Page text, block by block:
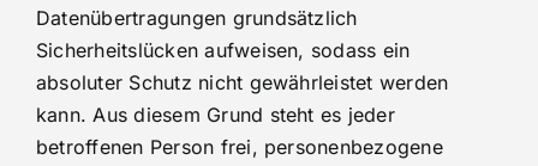
Datenübertragungen grundsätzlich
Sicherheitslücken aufweisen, sodass ein
absoluter Schutz nicht gewährleistet werden
kann. Aus diesem Grund steht es jeder
betroffenen Person frei, personenbezogene